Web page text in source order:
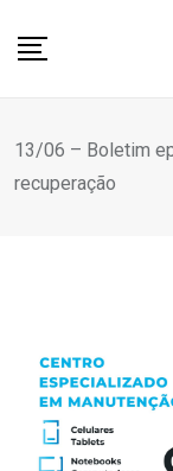
13/06 – Boletim
recuperação